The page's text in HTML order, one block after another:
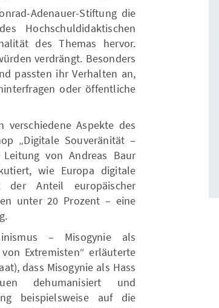
Adenauer-Stiftung die
Hochschuldidaktischen
des Themas hervor.
verdrängt. Besonders
passten ihr Verhalten an,
oder öffentliche
Aspekte des
„Digitale Souveränität –
von Andreas Baur
wie Europa digitale
der Anteil europäischer
unter 20 Prozent – eine
– Misogynie als
Extremisten“ erläuterte
dass Misogynie als Hass
dehumanisiert und
beispielsweise auf die